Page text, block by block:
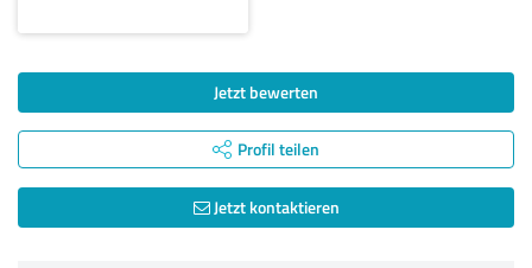
Jetzt bewerten
Profil teilen
Jetzt kontaktieren